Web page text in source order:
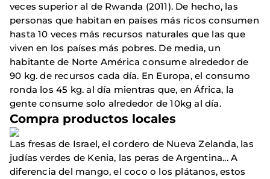
veces superior al de Rwanda (2011). De hecho, las
personas que habitan en países más ricos consumen
hasta 10 veces más recursos naturales que las que
viven en los países más pobres. De media, un
habitante de Norte América consume alrededor de
90 kg. de recursos cada día. En Europa, el consumo
ronda los 45 kg. al día mientras que, en África, la
gente consume solo alrededor de 10kg al día.
Compra productos locales
Las fresas de Israel, el cordero de Nueva Zelanda, las
judías verdes de Kenia, las peras de Argentina... A
diferencia del mango, el coco o los plátanos, estos